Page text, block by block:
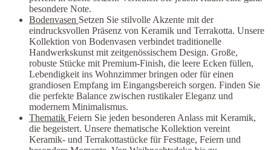
besondere Note.
Bodenvasen Setzen Sie stilvolle Akzente mit der
eindrucksvollen Präsenz von Keramik und Terrakotta. Unsere
Kollektion von Bodenvasen verbindet traditionelle
Handwerkskunst mit zeitgenössischem Design. Große,
robuste Stücke mit Premium-Finish, die leere Ecken füllen,
Lebendigkeit ins Wohnzimmer bringen oder für einen
grandiosen Empfang im Eingangsbereich sorgen. Finden Sie
die perfekte Balance zwischen rustikaler Eleganz und
modernem Minimalismus.
Thematik Feiern Sie jeden besonderen Anlass mit Keramik,
die begeistert. Unsere thematische Kollektion vereint
Keramik- und Terrakottastücke für Festtage, Feiern und